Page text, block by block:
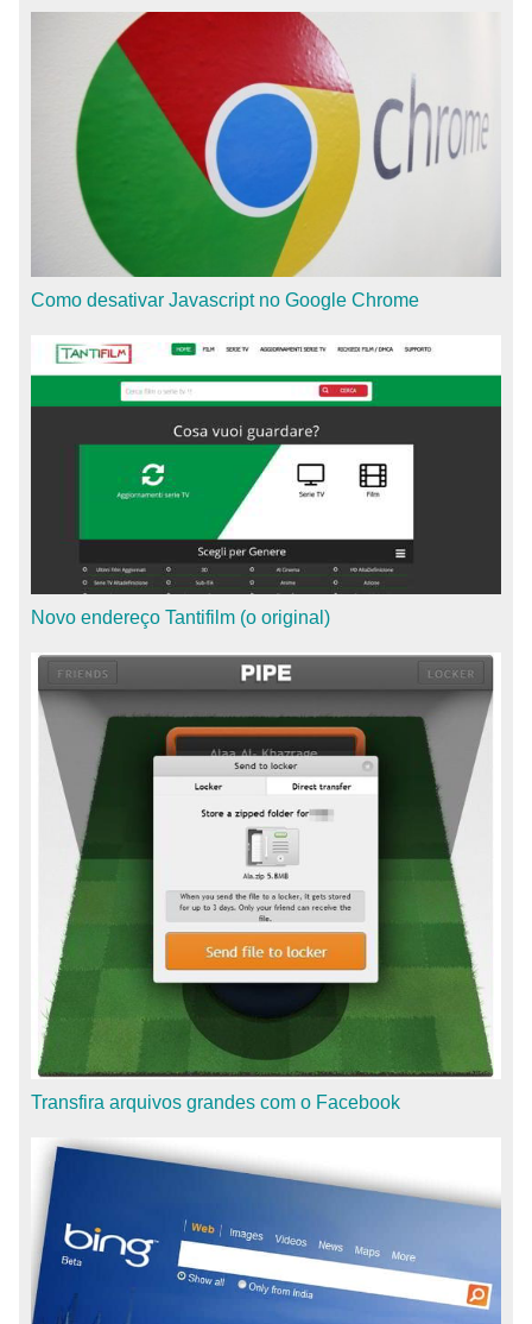
Como desativar Javascript no Google Chrome
Novo endereço Tantifilm (o original)
Transfira arquivos grandes com o Facebook